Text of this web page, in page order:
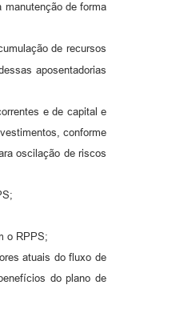
de forma
de recursos
aposentadorias
e de capital e
conforme
oscilação de riscos
o RPPS;
atuais do fluxo de
do plano de